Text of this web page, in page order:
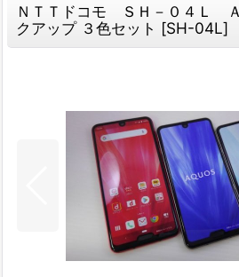
ＮＴＴドコモ ＳＨ－０４Ｌ
クアップ ３色セット [SH-04L]